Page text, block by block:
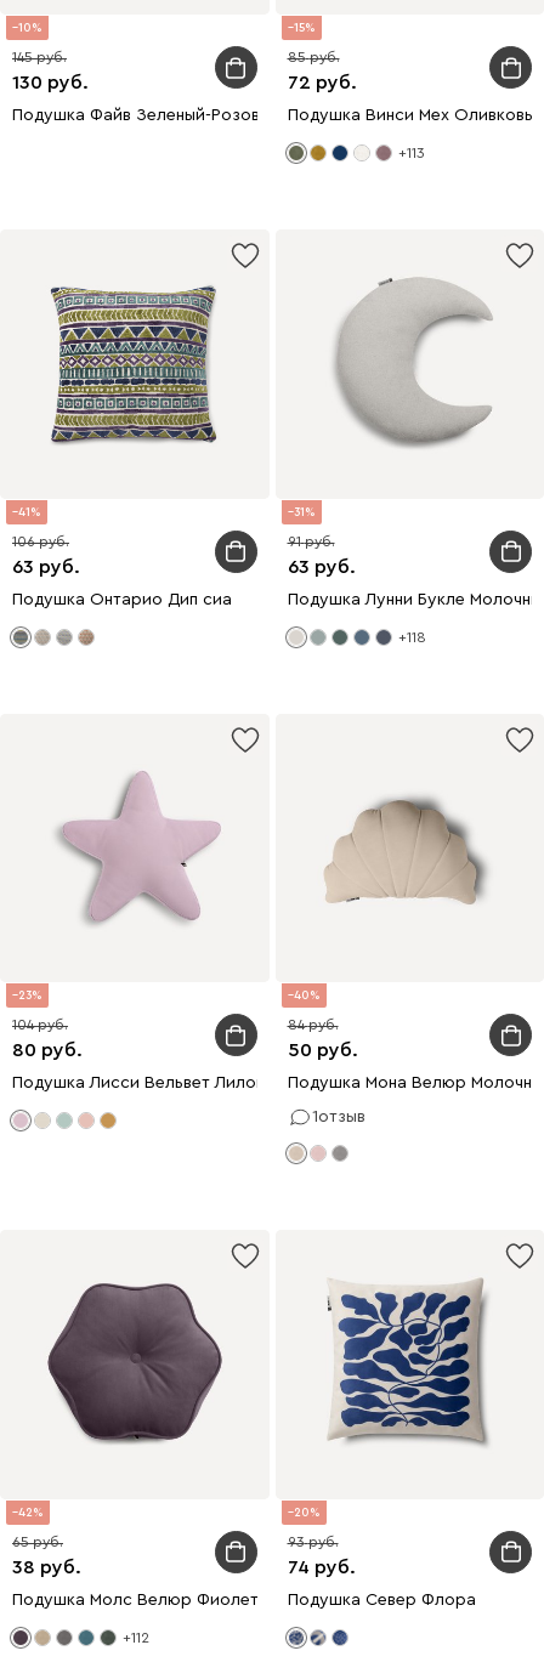
10
130
145
Подушка Файв Зеленый-Розовый 45x45
15
72
85
Подушка Винси Мех Оливковый
+113
41
63
106
Подушка Онтарио Дип сиа
31
63
91
Подушка Лунни Букле
+118
23
80
104
Подушка Лисси Вельвет Лиловый
40
50
84
Подушка Мона Велюр
1отзыв
42
38
65
Подушка Молс Велюр Фиолетовый
+112
20
74
93
Подушка Север Флора